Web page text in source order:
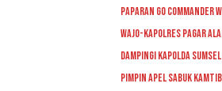
Paparan GO
Wajo-kapolres Pagar
Dampingi Kapolda
Pimpin Apel Sabuk